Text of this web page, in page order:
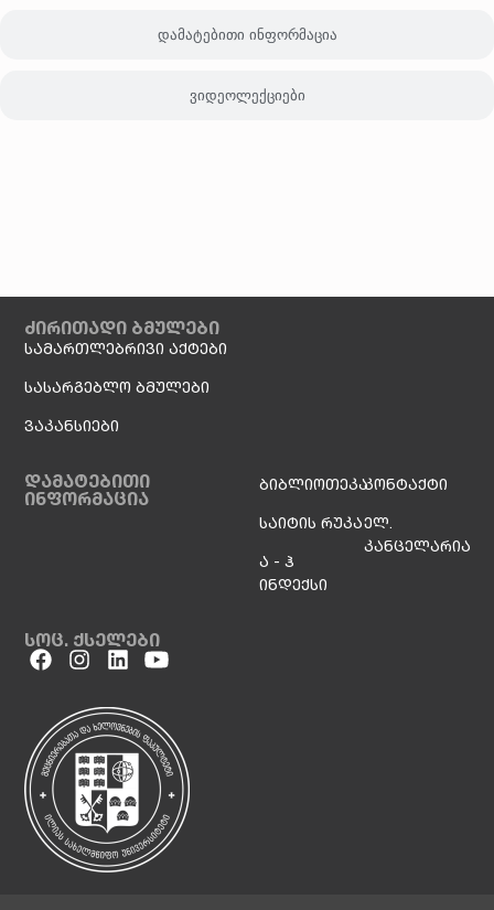
დამატებითი ინფორმაცია
ვიდეოლექციები
ძირითადი ბმულები
სამართლებრივი აქტები
სასარგებლო ბმულები
ვაკანსიები
დამატებითი
ინფორმაცია
ბიბლიოთეკა
საიტის რუკა
ა - ჰ
ინდექსი
კონტაქტი
ელ.
კანცელარია
სოც. ქსელები